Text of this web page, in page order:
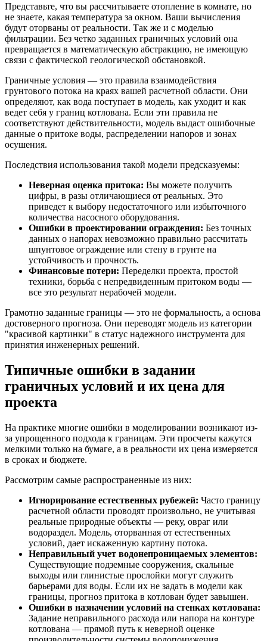
Представьте, что вы рассчитываете отопление в комнате, но
не знаете, какая температура за окном. Ваши вычисления
будут оторваны от реальности. Так же и с моделью
фильтрации. Без четко заданных граничных условий она
превращается в математическую абстракцию, не имеющую
связи с фактической геологической обстановкой.
Граничные условия — это правила взаимодействия
грунтового потока на краях вашей расчетной области. Они
определяют, как вода поступает в модель, как уходит и как
ведет себя у границ котлована. Если эти правила не
соответствуют действительности, модель выдаст ошибочные
данные о притоке воды, распределении напоров и зонах
осушения.
Последствия использования такой модели предсказуемы:
Неверная оценка притока: Вы можете получить
цифры, в разы отличающиеся от реальных. Это
приведет к выбору недостаточного или избыточного
количества насосного оборудования.
Ошибки в проектировании ограждения: Без точных
данных о напорах невозможно правильно рассчитать
шпунтовое ограждение или стену в грунте на
устойчивость и прочность.
Финансовые потери: Переделки проекта, простой
техники, борьба с непредвиденным притоком воды —
все это результат нерабочей модели.
Грамотно заданные границы — это не формальность, а основа
достоверного прогноза. Они переводят модель из категории
"красивой картинки" в статус надежного инструмента для
принятия инженерных решений.
Типичные ошибки в задании
граничных условий и их цена для
проекта
На практике многие ошибки в моделировании возникают из-
за упрощенного подхода к границам. Эти просчеты кажутся
мелкими только на бумаге, а в реальности их цена измеряется
в сроках и бюджете.
Рассмотрим самые распространенные из них:
Игнорирование естественных рубежей: Часто границу
расчетной области проводят произвольно, не учитывая
реальные природные объекты — реку, овраг или
водораздел. Модель, оторванная от естественных
условий, дает искаженную картину потока.
Неправильный учет водонепроницаемых элементов:
Существующие подземные сооружения, скальные
выходы или глинистые прослойки могут служить
барьерами для воды. Если их не задать в модели как
границы, прогноз притока в котлован будет завышен.
Ошибки в назначении условий на стенках котлована:
Задание неправильного расхода или напора на контуре
котлована — прямой путь к неверной оценке